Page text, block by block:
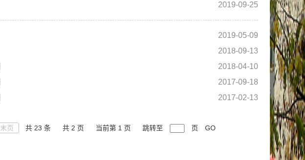
2019-09-25
2019-05-09
2018-09-13
2018-04-10
2017-09-18
2017-02-13
末页 共 23 条 共 2 页 当前第 1 页 跳转至 页 GO